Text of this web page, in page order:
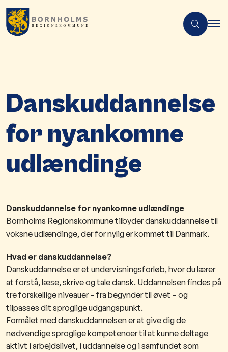
Danskuddannelse
for nyankomne
udlændinge
Danskuddannelse for nyankomne udlændinge
Bornholms Regionskommune tilbyder danskuddannelse til
voksne udlændinge, der for nylig er kommet til Danmark.
Hvad er danskuddannelse?
Danskuddannelse er et undervisningsforløb, hvor du lærer
at forstå, læse, skrive og tale dansk. Uddannelsen findes på
tre forskellige niveauer – fra begynder til øvet – og
tilpasses dit sproglige udgangspunkt.
Formålet med danskuddannelsen er at give dig de
nødvendige sproglige kompetencer til at kunne deltage
aktivt i arbejdslivet, i uddannelse og i samfundet som